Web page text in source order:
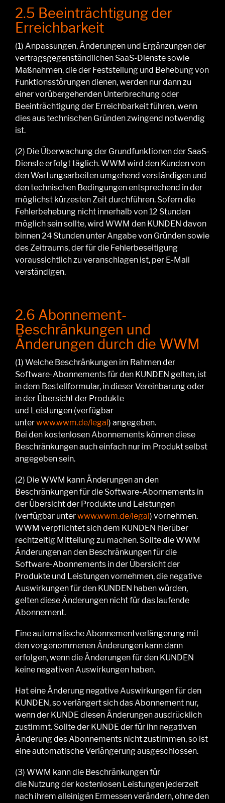
2.5 Beeinträchtigung der
Erreichbarkeit
(1) Anpassungen, Änderungen und Ergänzungen der
vertragsgegenständlichen SaaS-Dienste sowie
Maßnahmen, die der Feststellung und Behebung von
Funktionsstörungen dienen, werden nur dann zu
einer vorübergehenden Unterbrechung oder
Beeinträchtigung der Erreichbarkeit führen, wenn
dies aus technischen Gründen zwingend notwendig
ist.
(2) Die Überwachung der Grundfunktionen der SaaS-
Dienste erfolgt täglich. WWM wird den Kunden von
den Wartungsarbeiten umgehend verständigen und
den technischen Bedingungen entsprechend in der
möglichst kürzesten Zeit durchführen. Sofern die
Fehlerbehebung nicht innerhalb von 12 Stunden
möglich sein sollte, wird WWM den KUNDEN davon
binnen 24 Stunden unter Angabe von Gründen sowie
des Zeitraums, der für die Fehlerbeseitigung
voraussichtlich zu veranschlagen ist, per E-Mail
verständigen.
2.6 Abonnement-
Beschränkungen und
Änderungen durch die WWM
(1) Welche Beschränkungen im Rahmen der
Software-Abonnementsfürden KUNDEN gelten, ist
indem Bestellformular, indieser Vereinbarungoder
in der Übersicht der Produkte
und Leistungen (verfügbar
unterwww.wwm.de/legal) angegeben.
Bei den kostenlosen Abonnements können diese
Beschränkungen auch einfach nur im Produkt selbst
angegeben sein.
(2) Die WWM kann Änderungen an den
Beschränkungen für die Software-Abonnements in
der Übersicht der Produkte und Leistungen
(verfügbar unterwww.wwm.de/legal) vornehmen.
WWM verpflichtet sich dem KUNDEN hierüber
rechtzeitig Mitteilung zu machen. Sollte die WWM
Änderungen an den Beschränkungen für die
Software-Abonnements in der Übersicht der
Produkte und Leistungen vornehmen, die negative
Auswirkungen für den KUNDEN haben würden,
gelten diese Änderungen nicht für das laufende
Abonnement.
Eine automatische Abonnementverlängerung mit
den vorgenommenen Änderungen kann dann
erfolgen, wenn die Änderungen für den KUNDEN
keine negativen Auswirkungen haben.
Hat eine Änderung negative Auswirkungen für den
KUNDEN, so verlängert sich das Abonnement nur,
wenn der KUNDE diesenÄnderungenausdrücklich
zustimmt. Sollte der KUNDE der für ihn negativen
Änderung des Abonnements nicht zustimmen, so ist
eine automatische Verlängerung ausgeschlossen.
(3) WWM kanndie Beschränkungen für
die Nutzungder kostenlosen Leistungen jederzeit
nach ihrem alleinigen Ermessen verändern, ohneden